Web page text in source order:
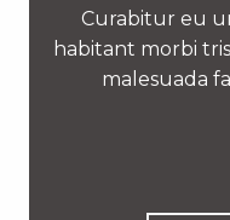
Curabitur eu
habitant morbi
malesuada